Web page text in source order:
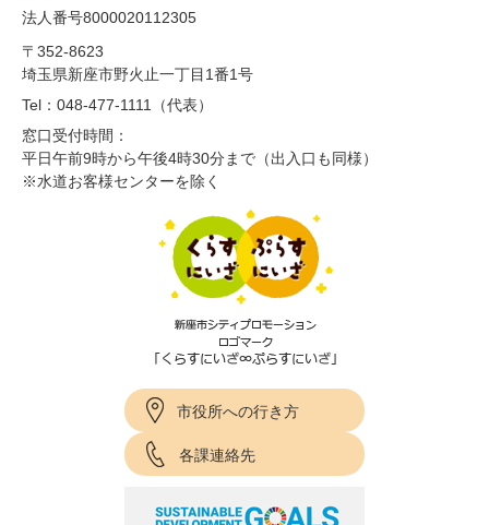
法人番号8000020112305
〒352-8623
埼玉県新座市野火止一丁目1番1号
Tel：048-477-1111（代表）
窓口受付時間：
平日午前9時から午後4時30分まで（出入口も同様）
※水道お客様センターを除く
市役所への行き方
各課連絡先